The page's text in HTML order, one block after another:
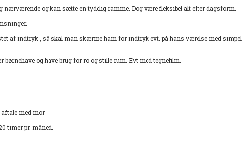
nærværende og kan sætte en tydelig ramme. Dog være fleksibel alt efter dagsform.
af indtryk , så skal man skærme ham for indtryk evt. på hans værelse med simpel
og have brug for ro og stille rum. Evt med tegnefilm.
aftale med mor
timer pr. måned.